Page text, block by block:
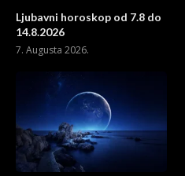
Ljubavni horoskop od 7.8 do
14.8.2026
7. Augusta 2026.